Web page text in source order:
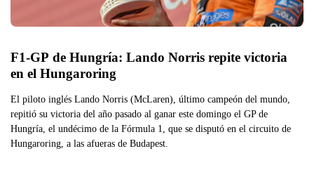
F1-GP de Hungría: Lando Norris repite victoria
en el Hungaroring
El piloto inglés Lando Norris (McLaren), último campeón del mundo,
repitió su victoria del año pasado al ganar este domingo el GP de
Hungría, el undécimo de la Fórmula 1, que se disputó en el circuito de
Hungaroring, a las afueras de Budapest.